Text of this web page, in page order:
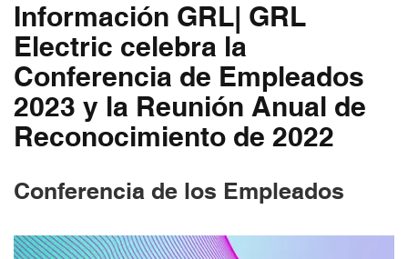
Información GRL| GRL
Electric celebra la
Conferencia de Empleados
2023 y la Reunión Anual de
Reconocimiento de 2022
Conferencia de los Empleados